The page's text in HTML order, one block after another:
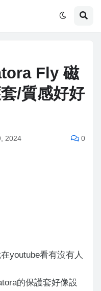
Fly 磁
/質感好好
2024 0
youtube看有沒有人
的保護套好像設